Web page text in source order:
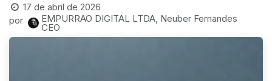
17 de abril de 2026
por
EMPURRAO DIGITAL LTDA, Neuber Fernandes
CEO